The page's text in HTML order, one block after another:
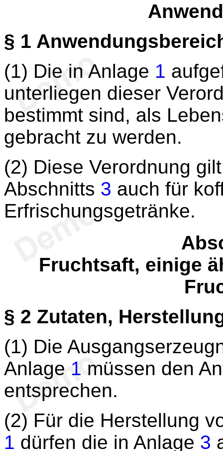
§ 1
(1) Die in Anlage 1
unterliegen dieser
bestimmt sind, als
gebracht zu werden.
(2) Diese Verordnung
Abschnitts 3 auch für
Erfrischungsgetränke.
Fruchtsaft, einige
§ 2 Zutaten,
(1) Die
Anlage 1 müssen den
entsprechen.
(2) Für die Herstellung
1 dürfen die in Anlage 3